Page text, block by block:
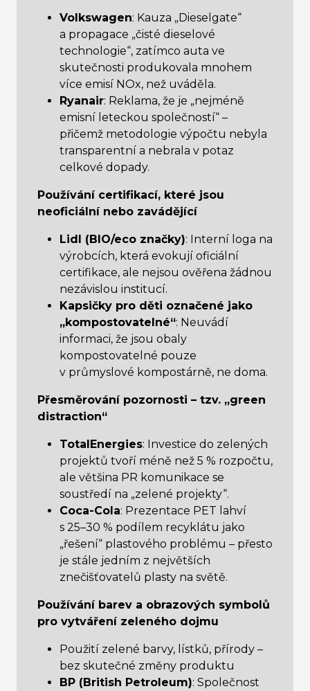
Volkswagen: Kauza „Dieselgate“
a propagace „čisté dieselové
technologie“, zatímco auta ve
skutečnosti produkovala mnohem
více emisí NOx, než uváděla.
Ryanair: Reklama, že je „nejméně
emisní leteckou společností“ –
přičemž metodologie výpočtu nebyla
transparentní a nebrala v potaz
celkové dopady.
Používání certifikací, které jsou
neoficiální nebo zavádějící
Lidl (BIO/eco značky): Interní loga na
výrobcích, která evokují oficiální
certifikace, ale nejsou ověřena žádnou
nezávislou institucí.
Kapsičky pro děti označené jako
„kompostovatelné“: Neuvádí
informaci, že jsou obaly
kompostovatelné pouze
v průmyslové kompostárně, ne doma.
Přesměrování pozornosti – tzv. „green
distraction“
TotalEnergies: Investice do zelených
projektů tvoří méně než 5 % rozpočtu,
ale většina PR komunikace se
soustředí na „zelené projekty“.
Coca-Cola: Prezentace PET lahví
s 25–30 % podílem recyklátu jako
„řešení“ plastového problému – přesto
je stále jedním z největších
znečišťovatelů plasty na světě.
Používání barev a obrazových symbolů
pro vytváření zeleného dojmu
Použití zelené barvy, lístků, přírody –
bez skutečné změny produktu
BP (British Petroleum): Společnost